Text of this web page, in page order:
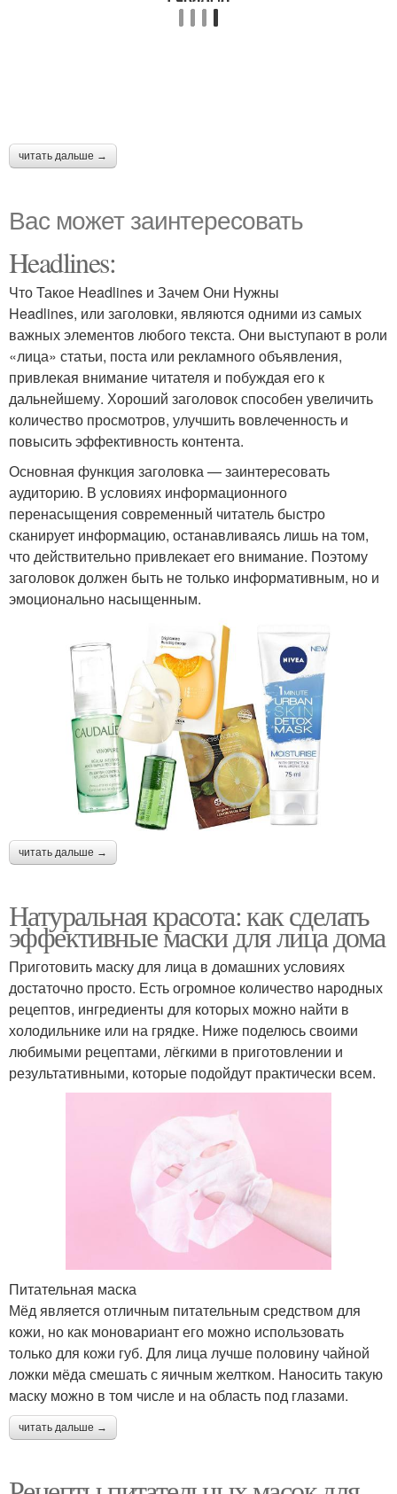
читать дальше →
Вас может заинтересовать
Headlines:
Что Такое Headlines и Зачем Они Нужны
Headlines, или заголовки, являются одними из самых
важных элементов любого текста. Они выступают в роли
«лица» статьи, поста или рекламного объявления,
привлекая внимание читателя и побуждая его к
дальнейшему. Хороший заголовок способен увеличить
количество просмотров, улучшить вовлеченность и
повысить эффективность контента.
Основная функция заголовка — заинтересовать
аудиторию. В условиях информационного
перенасыщения современный читатель быстро
сканирует информацию, останавливаясь лишь на том,
что действительно привлекает его внимание. Поэтому
заголовок должен быть не только информативным, но и
эмоционально насыщенным.
читать дальше →
Натуральная красота: как сделать
эффективные маски для лица дома
Приготовить маску для лица в домашних условиях
достаточно просто. Есть огромное количество народных
рецептов, ингредиенты для которых можно найти в
холодильнике или на грядке. Ниже поделюсь своими
любимыми рецептами, лёгкими в приготовлении и
результативными, которые подойдут практически всем.
Питательная маска
Мёд является отличным питательным средством для
кожи, но как моновариант его можно использовать
только для кожи губ. Для лица лучше половину чайной
ложки мёда смешать с яичным желтком. Наносить такую
маску можно в том числе и на область под глазами.
читать дальше →